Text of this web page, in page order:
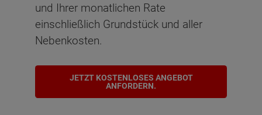
und Ihrer monatlichen Rate
einschließlich Grundstück und aller
Nebenkosten.
JETZT KOSTENLOSES ANGEBOT
ANFORDERN.